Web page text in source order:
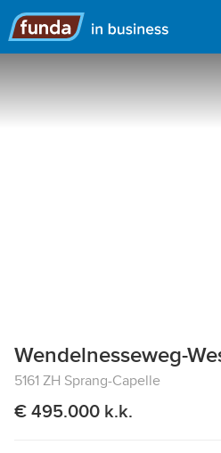
Hoofdmenu
Wendelnesseweg-
5161 ZH Sprang-Capelle
€ 495.000 k.k.